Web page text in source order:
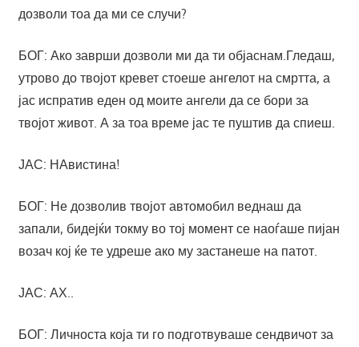
дозволи тоа да ми се случи?
БОГ: Ако заврши дозволи ми да ти објаснам.Гледаш,
утрово до твојот кревет стоеше ангелот на смртта, а
јас испратив еден од моите ангели да се бори за
твојот живот. А за тоа време јас те пуштив да спиеш.
ЈАС: НАвистина!
БОГ: Не дозволив твојот автомобил веднаш да
запали, бидејќи токму во тој момент се наоѓаше пијан
возач кој ќе те удреше ако му застанеше на патот.
ЈАС: АХ..
БОГ: Личноста која ти го подготвуваше сендвичот за